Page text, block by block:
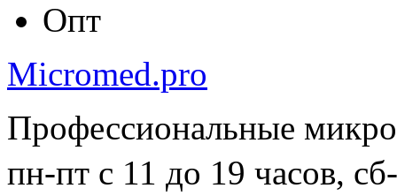
Опт
Micromed.pro
Профессиональные
пн-пт с 11 до 19 часов,